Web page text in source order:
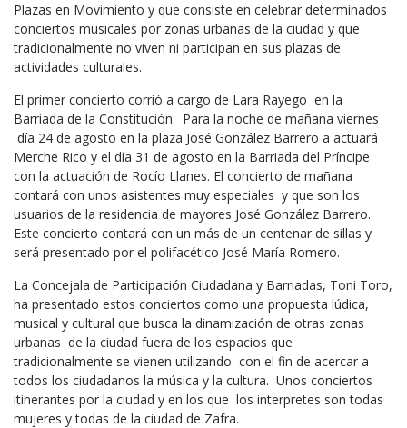
Plazas en Movimiento y que consiste en celebrar determinados
conciertos musicales por zonas urbanas de la ciudad y que
tradicionalmente no viven ni participan en sus plazas de
actividades culturales.
El primer concierto corrió a cargo de Lara Rayego en la
Barriada de la Constitución. Para la noche de mañana viernes
día 24 de agosto en la plaza José González Barrero a actuará
Merche Rico y el día 31 de agosto en la Barriada del Príncipe
con la actuación de Rocío Llanes. El concierto de mañana
contará con unos asistentes muy especiales y que son los
usuarios de la residencia de mayores José González Barrero.
Este concierto contará con un más de un centenar de sillas y
será presentado por el polifacético José María Romero.
La Concejala de Participación Ciudadana y Barriadas, Toni Toro,
ha presentado estos conciertos como una propuesta lúdica,
musical y cultural que busca la dinamización de otras zonas
urbanas de la ciudad fuera de los espacios que
tradicionalmente se vienen utilizando con el fin de acercar a
todos los ciudadanos la música y la cultura. Unos conciertos
itinerantes por la ciudad y en los que los interpretes son todas
mujeres y todas de la ciudad de Zafra.